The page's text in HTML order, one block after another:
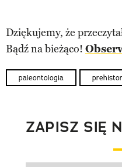
Dziękujemy, że
Bądź na bieżąco!
paleontologia
ZAPISZ SIĘ